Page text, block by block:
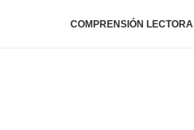
COMPRENSIÓN LECTORA